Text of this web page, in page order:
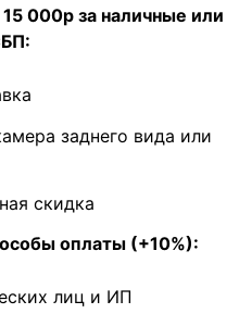
000р за наличные или
заднего вида или
скидка
оплаты (+10%):
лиц и ИП